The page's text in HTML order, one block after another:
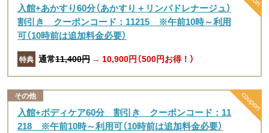
入館+あかすり60分（あかすり＋リンパドレナージュ）
割引き クーポンコード：11215 ※午前10時～利用
可（10時前は追加料金必要）
特典 通常11,400円 → 10,900円（500円お得！）
その他
入館+ボディケア60分 割引き クーポンコード：11
218 ※午前10時～利用可（10時前は追加料金必要）